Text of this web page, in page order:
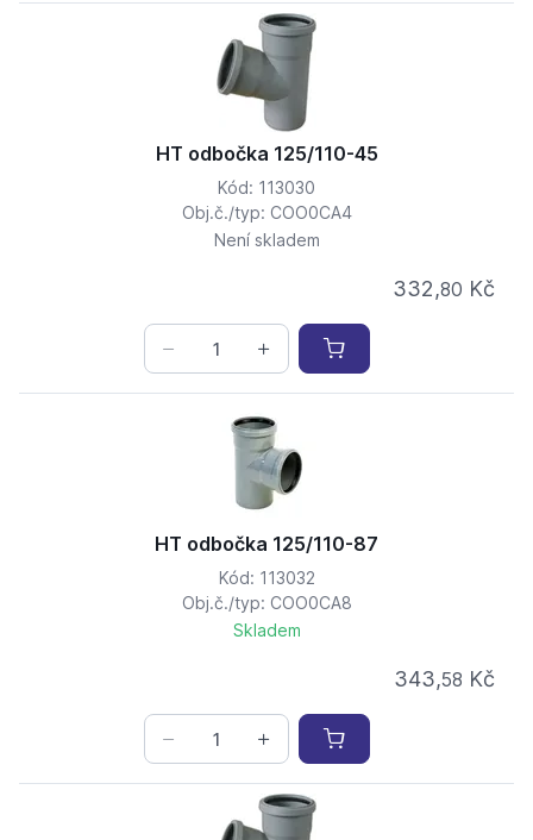
HT odbočka 125/110-45
Kód: 113030
Obj.č./typ: COO0CA4
Není skladem
332,80 Kč
HT odbočka 125/110-87
Kód: 113032
Obj.č./typ: COO0CA8
Skladem
343,58 Kč